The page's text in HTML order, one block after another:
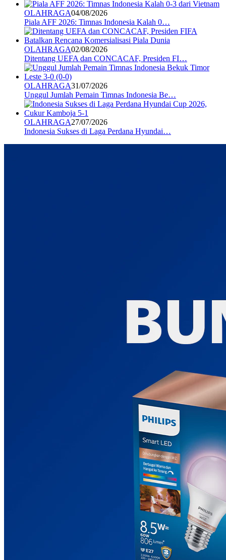
OLAHRAGA04/08/2026
Piala AFF 2026: Timnas Indonesia Kalah 0…
OLAHRAGA02/08/2026
Ditentang UEFA dan CONCACAF, Presiden FI…
OLAHRAGA31/07/2026
Unggul Jumlah Pemain Timnas Indonesia Be…
OLAHRAGA27/07/2026
Indonesia Sukses di Laga Perdana Hyundai…